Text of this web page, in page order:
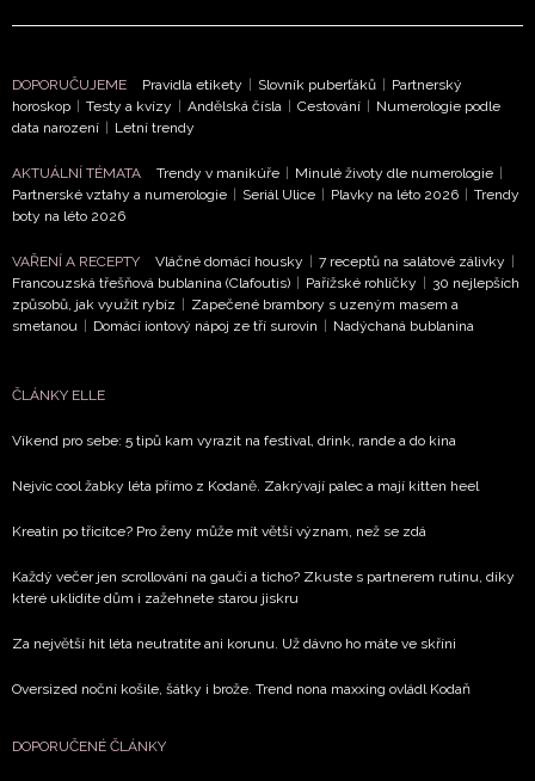
ODESLAT
Přihlášením k newsletteru souhlasíte s
podmínkami společnosti BurdaMedia Extra s.r.o.a
potvrzujete, že jste se seznámili se
Vašimi údaji pracovat zejména k organizaci a
vyhodnocení akce a zasílání novinek.
zpracováním údajů k tomuto účelu podle
DOPORUČUJEME Pravidla etikety | Slovník puberťáků | Partnerský
horoskop | Testy a kvízy | Andělská čísla | Cestování | Numerologie podle
data narození | Letní trendy
AKTUÁLNÍ TÉMATA Trendy v manikúře | Minulé životy dle numerologie |
Partnerské vztahy a numerologie | Seriál Ulice | Plavky na léto 2026 | Trendy
boty na léto 2026
VAŘENÍ A RECEPTY Vláčné domácí housky | 7 receptů na salátové zálivky |
Francouzská třešňová bublanina (Clafoutis) | Pařížské rohlíčky | 30 nejlepších
způsobů, jak využít rybíz | Zapečené brambory s uzeným masem a
smetanou | Domácí iontový nápoj ze tří surovin | Nadýchaná bublanina
ČLÁNKY ELLE
Víkend pro sebe: 5 tipů kam vyrazit na festival, drink, rande a do kina
Nejvíc cool žabky léta přímo z Kodaně. Zakrývají palec a mají kitten heel
Kreatin po třicítce? Pro ženy může mít větší význam, než se zdá
Každý večer jen scrollování na gauči a ticho? Zkuste s partnerem rutinu, díky
které uklidíte dům i zažehnete starou jiskru
Za největší hit léta neutratíte ani korunu. Už dávno ho máte ve skříni
Oversized noční košile, šátky i brože. Trend nona maxxing ovládl Kodaň
DOPORUČENÉ ČLÁNKY